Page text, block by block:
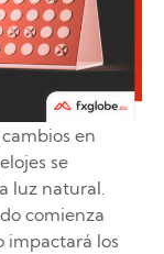
en
se
luz natural.
comienza
impactará los